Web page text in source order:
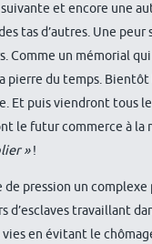
et encore une
tas d’autres. Une peur
Comme un mémorial
pierre du temps.
Et puis viendront tous
le futur commerce à la
»!
de pression un
d’esclaves travaillant
en évitant le